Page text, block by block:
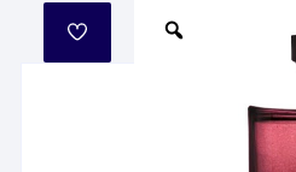
مورد
علاقه